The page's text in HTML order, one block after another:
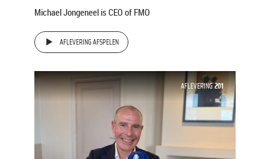
Michael Jongeneel is CEO of FMO
AFLEVERING AFSPELEN
AFLEVERING 201